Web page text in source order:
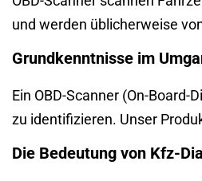
und werden üblicherweise
Grundkenntnisse im
Ein OBD-Scanner (On-
zu identifizieren. Unser
Die Bedeutung von Kfz-